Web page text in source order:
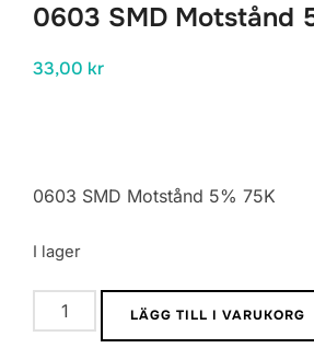
0603 SMD Motstånd
33,00 kr
0603 SMD Motstånd 5% 75K
I lager
0603
SMD
LÄGG TILL I VARUKORG